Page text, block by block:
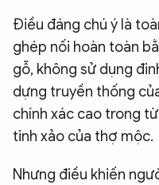
Điều đáng chú ý là
ghép nối hoàn toàn
gỗ, không sử dụng
dựng truyền thống
chính xác cao trong
tinh xảo của thợ mộc.
Nhưng điều khiến